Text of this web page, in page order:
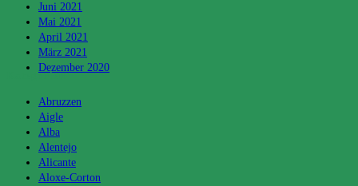
Juni 2021
Mai 2021
April 2021
März 2021
Dezember 2020
Kategorien
Abruzzen
Aigle
Alba
Alentejo
Alicante
Aloxe-Corton